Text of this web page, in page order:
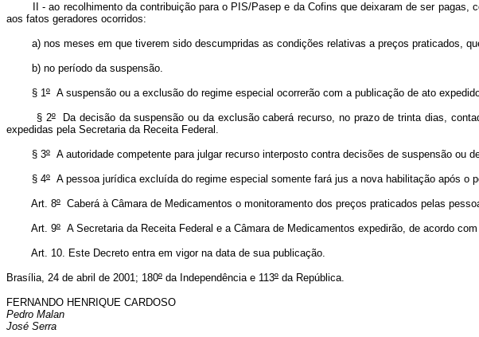
II - ao recolhimento da contribuição para o PIS/Pasep e da Cofins que deixaram de ser
aos fatos geradores ocorridos:
a) nos meses em que tiverem sido descumpridas as condições relativas a preços praticados,
b) no período da suspensão.
§ 1º A suspensão ou a exclusão do regime especial ocorrerão com a publicação de ato
§ 2ºDa decisão da suspensão ou da exclusão caberá recurso, no prazo de trinta dias,
expedidas pela Secretaria da Receita Federal.
§ 3º A autoridade competente para julgar recurso interposto contra decisões de suspensão
§ 4º A pessoa jurídica excluída do regime especial somente fará jus a nova habilitação após o
Art. 8º Caberá à Câmara de Medicamentos o monitoramento dos preços praticados pelas
Art. 9º A Secretaria da Receita Federal e a Câmara de Medicamentos expedirão, de acordo
Art. 10. Este Decreto entra em vigor na data de sua publicação.
Brasília, 24 de abril de 2001; 180º da Independência e 113º da República.
FERNANDO HENRIQUE CARDOSO
Pedro Malan
José Serra